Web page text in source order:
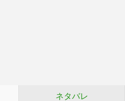
ネタバレ